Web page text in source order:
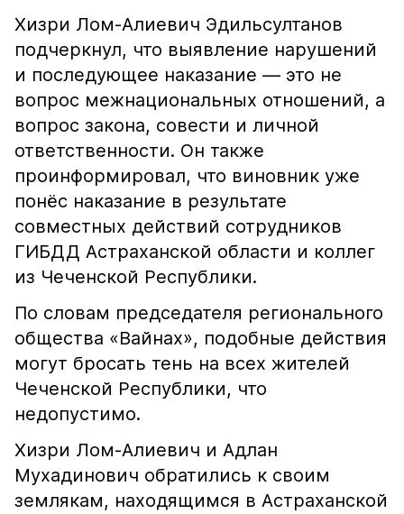
Хизри Лом-Алиевич Эдильсултанов
подчеркнул, что выявление нарушений
и последующее наказание — это не
вопрос межнациональных отношений, а
вопрос закона, совести и личной
ответственности. Он также
проинформировал, что виновник уже
понёс наказание в результате
совместных действий сотрудников
ГИБДД Астраханской области и коллег
из Чеченской Республики.
По словам председателя регионального
общества «Вайнах», подобные действия
могут бросать тень на всех жителей
Чеченской Республики, что
недопустимо.
Хизри Лом-Алиевич и Адлан
Мухадинович обратились к своим
землякам, находящимся в Астраханской